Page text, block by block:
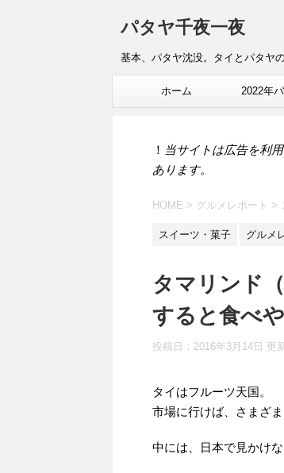
パタヤ千夜一夜
基本、パタヤ沈没。タイとパタヤ
ホーム 2022年
！ 当サイトは広告を利
あります。
HOME > グルメレポート >
スイーツ・菓子 グルメ
タマリンド
すると食べ
投稿日：2016年3月14日 更
タイはフルーツ天国。
市場に行けば、さまざ
中には、日本で見かけな